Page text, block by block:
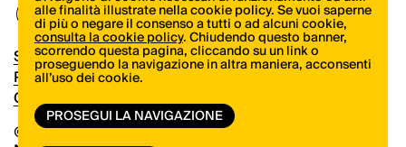
© Copyright 2026.Vertical.it
Shop
Pubblicità
Contatti
alle finalità illustrate nella cookie policy. Se vuoi saperne
di più o negare il consenso a tutti o ad alcuni cookie,
consulta la cookie policy. Chiudendo questo banner,
scorrendo questa pagina, cliccando su un link o
proseguendo la navigazione in altra maniera, acconsenti
all’uso dei cookie.
PROSEGUI LA NAVIGAZIONE